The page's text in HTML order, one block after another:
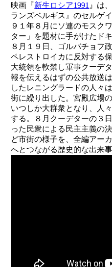
映画『新生ロシア1991 』は
ランズベルギス』のセルゲ
９１年８月にソ連のモスク
ター」を題材に手がけたド
８月１９日、ゴルバチョフ
ペレストロイカに反対する
大統領を軟禁し軍事クーデ
報を伝えるはずの公共放送
したレニングラードの人々
街に繰り出した。宮殿広場
いつしか大群衆となり、人
する。８月クーデターの３
った民衆による民主主義の
ど市街の様子を、全編アー
へとつながる歴史的な出来